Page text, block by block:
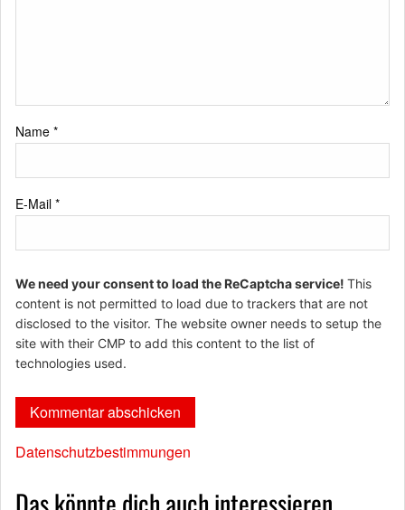
Name *
E-Mail *
We need your consent to load the ReCaptcha service! This
content is not permitted to load due to trackers that are not
disclosed to the visitor. The website owner needs to setup the
site with their CMP to add this content to the list of
technologies used.
Datenschutzbestimmungen